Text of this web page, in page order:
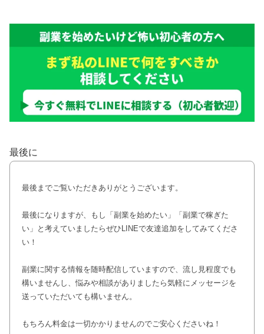
最後に
最後までご覧いただきありがとうございます。
最後になりますが、もし「副業を始めたい」「副業で稼ぎた
い」と考えていましたらぜひLINEで友達追加をしてみてくださ
い！
副業に関する情報を随時配信していますので、流し見程度でも
構いませんし、悩みや相談がありましたら気軽にメッセージを
送っていただいても構いません。
もちろん料金は一切かかりませんのでご安心くださいね！